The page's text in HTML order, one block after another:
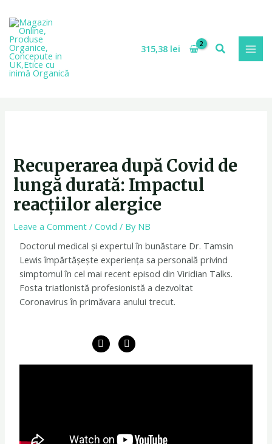
content
315,38 lei Search
Recuperarea după Covid de
lungă durată: Impactul
reacțiilor alergice
Leave a Comment /Covid / By NB
Doctorul medical și expertul în bunăstare Dr. Tamsin
Lewis împărtășește experiența sa personală privind
simptomul în cel mai recent episod din Viridian Talks.
Fosta triatlonistă profesionistă a dezvoltat
Coronavirus în primăvara anului trecut.
F
a
e
I
n
t